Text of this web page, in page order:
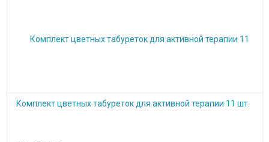
Комплект цветных табуреток для активной терапии 11 шт.